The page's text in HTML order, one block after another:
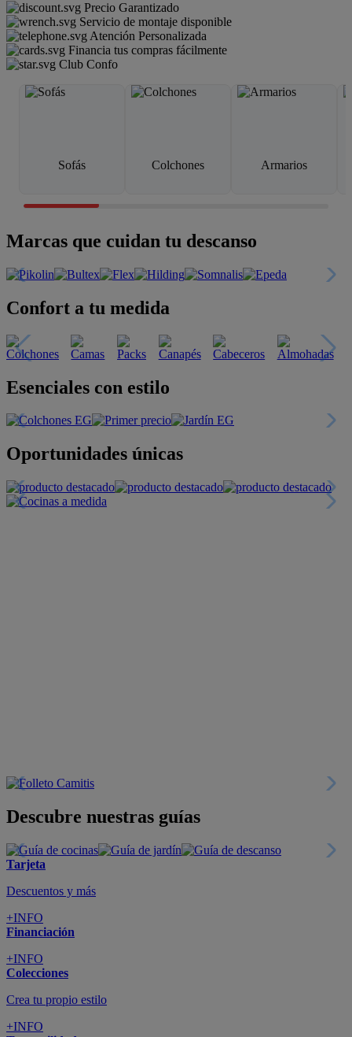
Precio Garantizado
Servicio de montaje disponible
Atención Personalizada
Financia tus compras fácilmente
Club Confo
Sofás Colchones Armarios
Marcas que cuidan tu descanso
Confort a tu medida
Esenciales con estilo
Oportunidades únicas
Descubre nuestras guías
Tarjeta
Descuentos y más
+INFO
Financiación
+INFO
Colecciones
Crea tu propio estilo
+INFO